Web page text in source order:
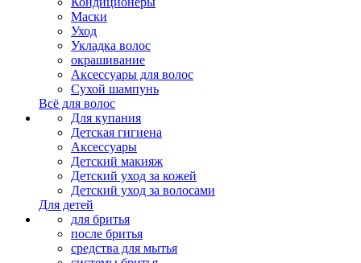
Маски
Уход
Укладка волос
окрашивание
Аксессуары для волос
Сухой шампунь
Всё для волос
Для купания
Детская гигиена
Аксессуары
Детский макияж
Детский уход за кожей
Детский уход за волосами
Для детей
для бритья
после бритья
средства для мытья